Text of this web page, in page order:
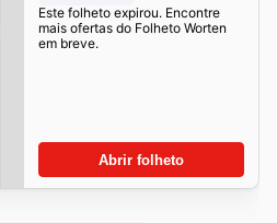
Este folheto expirou. Encontre
mais ofertas do Folheto Worten
em breve.
Abrir folheto